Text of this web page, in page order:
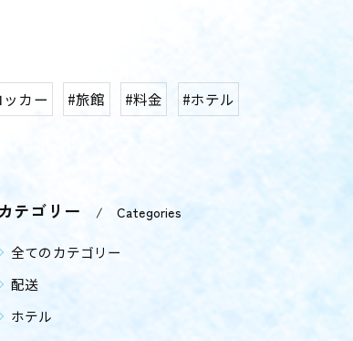
カー #旅館 #料金
#ホテル
テゴリー Categories
全てのカテゴリー
配送
ホテル